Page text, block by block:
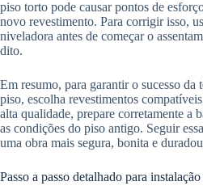
piso torto pode causar pontos de
novo revestimento. Para corrigir isso,
niveladora antes de começar o
dito.
Em resumo, para garantir o sucesso da
piso, escolha revestimentos
alta qualidade, prepare corretamente a
as condições do piso antigo. Seguir
uma obra mais segura, bonita e
Passo a passo detalhado para